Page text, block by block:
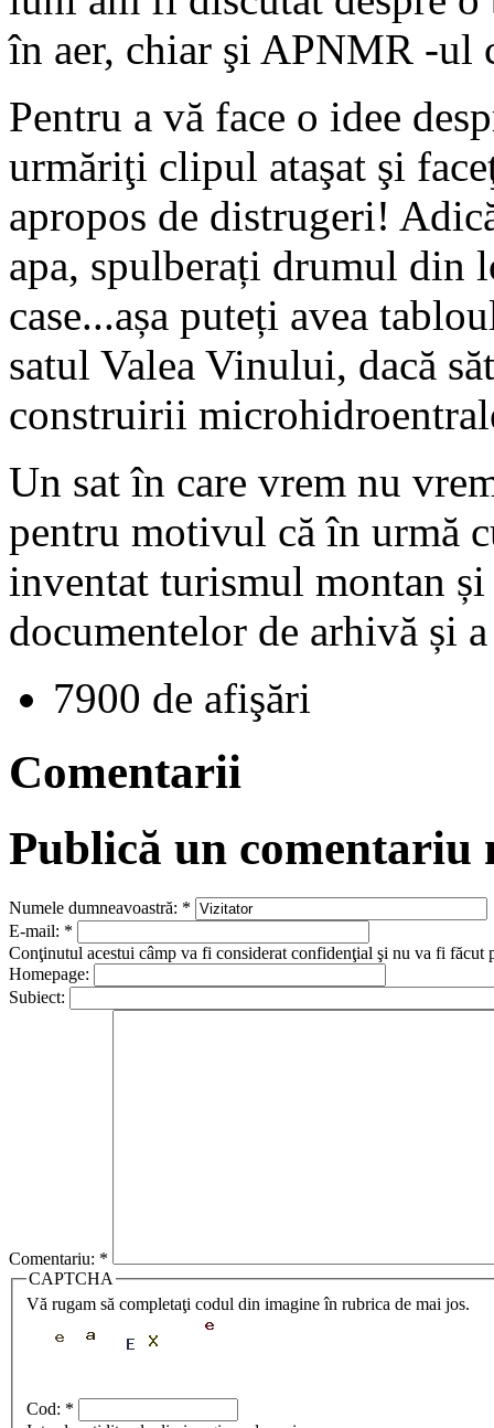
în aer, chiar şi APNMR -
Pentru a vă face o idee
urmăriţi clipul ataşat şi
apropos de distrugeri!
apa, spulberați drumul din
case...așa puteți avea
satul Valea Vinului, dacă
construirii
Un sat în care vrem nu
pentru motivul că în urmă
inventat turismul montan
documentelor de arhivă și
7900 de afişări
Comentarii
Publică un comentariu
Numele dumneavoastră: *
E-mail: *
Conţinutul acestui câmp va fi considerat confidenţial şi nu va fi făcut
Homepage:
Subiect:
Comentariu: *
CAPTCHA
Vă rugam să completaţi codul din imagine în rubrica de mai jos.
Cod: *